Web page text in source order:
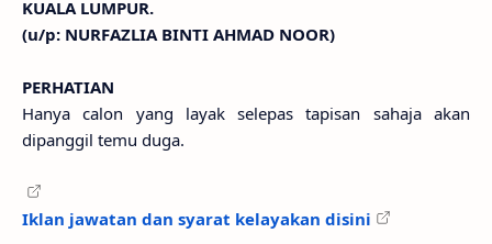
KUALA LUMPUR.
(u/p: NURFAZLIA BINTI AHMAD NOOR)
PERHATIAN
Hanya calon yang layak selepas tapisan sahaja akan
dipanggil temu duga.
Iklan jawatan dan syarat kelayakan disini